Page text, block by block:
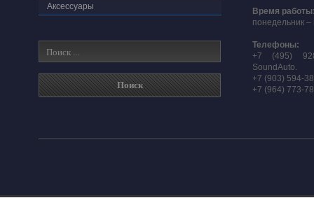
Аксессуары
Время
понедельник –
Телефоны:
+7 (495)
SoundAuto.
+7 (903) 594-
+7 (964) 773-